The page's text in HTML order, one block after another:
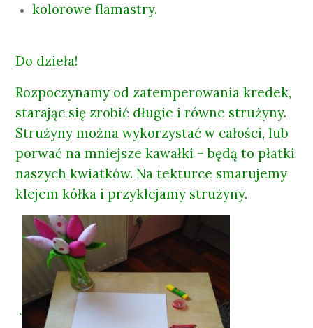
kolorowe flamastry.
Do dzieła!
Rozpoczynamy od zatemperowania kredek,
starając się zrobić długie i równe strużyny.
Strużyny można wykorzystać w całości, lub
porwać na mniejsze kawałki – będą to płatki
naszych kwiatków. Na tekturce smarujemy
klejem kółka i przyklejamy strużyny.
`